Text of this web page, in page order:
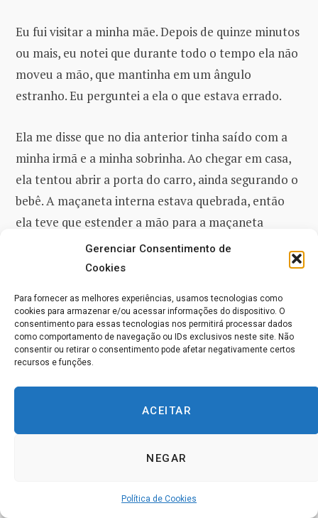
Gerenciar Consentimento de
Cookies
Para fornecer as melhores experiências, usamos tecnologias como
cookies para armazenar e/ou acessar informações do dispositivo. O
consentimento para essas tecnologias nos permitirá processar dados
como comportamento de navegação ou IDs exclusivos neste site. Não
consentir ou retirar o consentimento pode afetar negativamente certos
recursos e funções.
ACEITAR
NEGAR
Política de Cookies
Eu fui visitar a minha mãe. Depois de quinze minutos
ou mais, eu notei que durante todo o tempo ela não
moveu a mão, que mantinha em um ângulo
estranho. Eu perguntei a ela o que estava errado.
Ela me disse que no dia anterior tinha saído com a
minha irmã e a minha sobrinha. Ao chegar em casa,
ela tentou abrir a porta do carro, ainda segurando o
bebê. A maçaneta interna estava quebrada, então
ela teve que estender a mão para a maçaneta
externa, apertar o botão e ao mesmo tempo puxar a
maçaneta. Ela sentiu uma onda repentina de dor
Quando eu a examinei, eu vi que o seu pulso estava
inchado com o dobro do tamanho normal e a ulna
parecia deslocada. Trinta segundos depois ela estava
sem dor; dois minutos depois, todo o inchaço
(aumentando em tamanho) havia desaparecido. Os
ossos voltaram ao seu lugar natural.
conheço. O marido dela, que era dono de seu